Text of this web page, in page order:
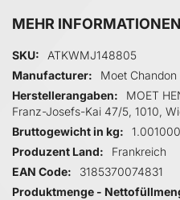
MEHR INFORMATIONEN
Mehr Informationen
SKU
ATKWMJ148805
Manufacturer
Moet Chandon
Herstellerangaben
MOET
Franz-Josefs-Kai 47/5, 1010,
Bruttogewicht in kg
1.001000
Produzent Land
Frankreich
EAN Code
3185370074831
Produktmenge -